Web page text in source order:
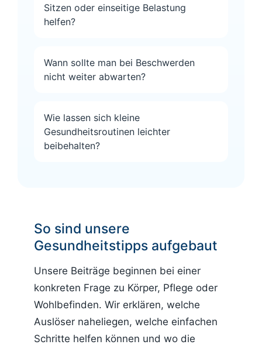
Sitzen oder einseitige Belastung
helfen?
Wann sollte man bei Beschwerden
nicht weiter abwarten?
Wie lassen sich kleine
Gesundheitsroutinen leichter
beibehalten?
So sind unsere
Gesundheitstipps aufgebaut
Unsere Beiträge beginnen bei einer
konkreten Frage zu Körper, Pflege oder
Wohlbefinden. Wir erklären, welche
Auslöser naheliegen, welche einfachen
Schritte helfen können und wo die